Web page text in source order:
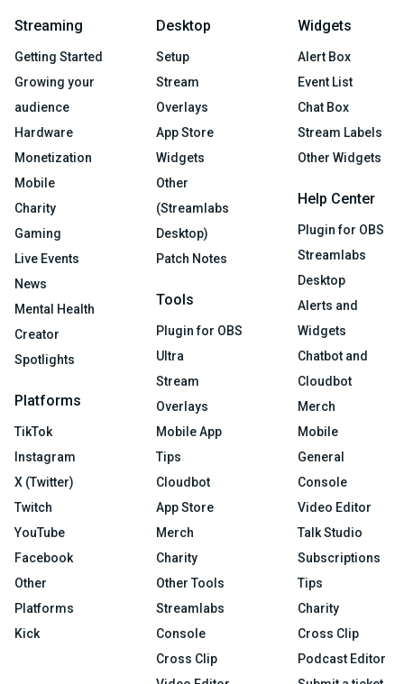
Streaming
Getting Started
Growing your
audience
Hardware
Monetization
Mobile
Charity
Gaming
Live Events
News
Mental Health
Creator
Spotlights
Platforms
TikTok
Instagram
X (Twitter)
Twitch
YouTube
Facebook
Other
Platforms
Kick
Desktop
Setup
Stream
Overlays
App Store
Widgets
Other
(Streamlabs
Desktop)
Patch Notes
Tools
Plugin for OBS
Ultra
Stream
Overlays
Mobile App
Tips
Cloudbot
App Store
Merch
Charity
Other Tools
Streamlabs
Console
Cross Clip
Widgets
Alert Box
Event List
Chat Box
Stream Labels
Other Widgets
Help Center
Plugin for OBS
Streamlabs
Desktop
Alerts and
Widgets
Chatbot and
Cloudbot
Merch
Mobile
General
Console
Video Editor
Talk Studio
Subscriptions
Tips
Charity
Cross Clip
Podcast Editor